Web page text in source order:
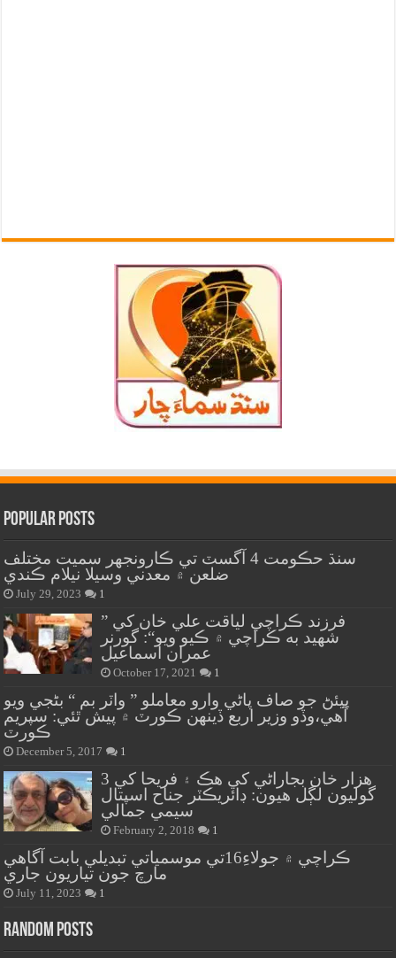
Popular Posts
سنڌ حڪومت 4 آگسٽ تي ڪارونجهر سميت مختلف
ضلعن ۾ معدني وسيلا نيلام ڪندي
July 29, 2023 1
” فرزند ڪراچي لياقت علي خان کي
شهيد به ڪراچي ۾ ڪيو ويو“: گورنر
عمران اسماعيل
October 17, 2021 1
پيئڻ جو صاف پاڻي وارو معاملو ” واٽر بم “ بڻجي ويو
آهي،وڏو وزير اربع ڏينهن ڪورٽ ۾ پيش ٿئي: سپريم
ڪورٽ
December 5, 2017 1
هزار خان بجاراڻي کي هڪ ۽ فريحا کي 3
گوليون لڳل هيون: ڊائريڪٽر جناح اسپتال
سيمي جمالي
February 2, 2018 1
ڪراچي ۾ جولاءِ16تي موسمياتي تبديلي بابت آگاهي
مارچ جون تياريون جاري
July 11, 2023 1
Random Posts